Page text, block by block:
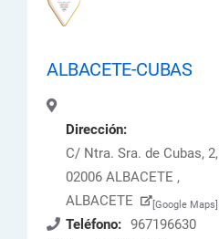
ALBACETE-CUBAS
Dirección:
C/ Ntra. Sra. de Cubas, 2,
02006 ALBACETE ,
ALBACETE
[Google Maps]
Teléfono: 967196630